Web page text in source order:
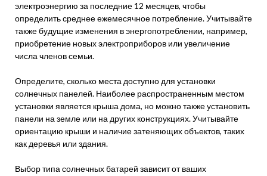
электроэнергию за последние 12 месяцев, чтобы
определить среднее ежемесячное потребление. Учитывайте
также будущие изменения в энергопотреблении, например,
приобретение новых электроприборов или увеличение
числа членов семьи.
Определите, сколько места доступно для установки
солнечных панелей. Наиболее распространенным местом
установки является крыша дома, но можно также установить
панели на земле или на других конструкциях. Учитывайте
ориентацию крыши и наличие затеняющих объектов, таких
как деревья или здания.
Выбор типа солнечных батарей зависит от ваших